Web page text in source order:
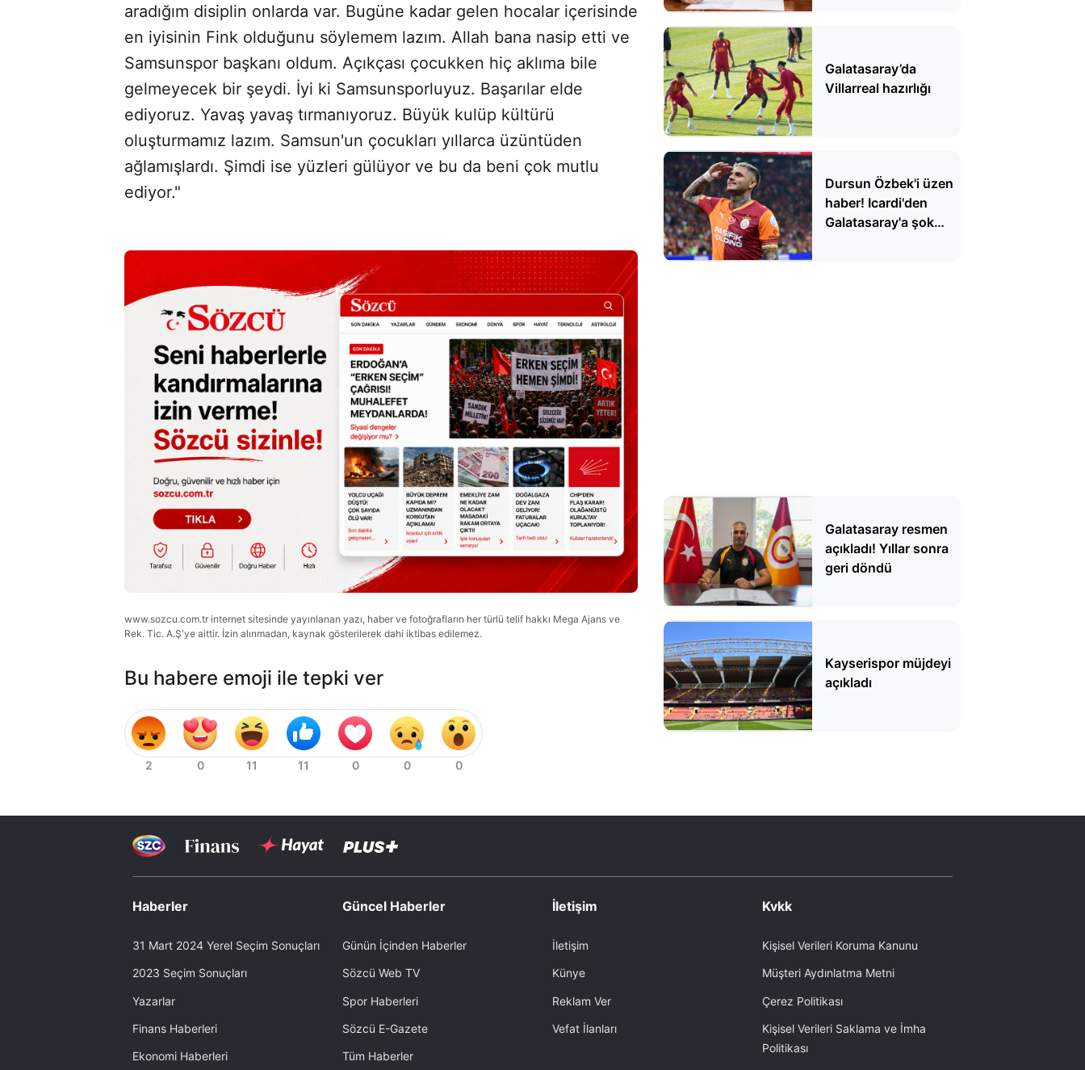
aradığım disiplin onlarda var. Bugüne kadar gelen hocalar içerisinde
en iyisinin Fink olduğunu söylemem lazım. Allah bana nasip etti ve
Samsunspor başkanı oldum. Açıkçası çocukken hiç aklıma bile
gelmeyecek bir şeydi. İyi ki Samsunsporluyuz. Başarılar elde
ediyoruz. Yavaş yavaş tırmanıyoruz. Büyük kulüp kültürü
oluşturmamız lazım. Samsun'un çocukları yıllarca üzüntüden
ağlamışlardı. Şimdi ise yüzleri gülüyor ve bu da beni çok mutlu
ediyor."
www.sozcu.com.tr internet sitesinde yayınlanan yazı, haber ve fotoğrafların her türlü telif hakkı Mega Ajans ve
Rek. Tic. A.Ş'ye aittir. İzin alınmadan, kaynak gösterilerek dahi iktibas edilemez.
Bu habere emoji ile tepki ver
Galatasaray’da
Villarreal hazırlığı
Dursun Özbek'i üzen
haber! Icardi'den
Galatasaray'a şok
Galatasaray resmen
açıkladı! Yıllar sonra
geri döndü
Kayserispor müjdeyi
açıkladı
Haberler
31 Mart 2024 Yerel Seçim Sonuçları
2023 Seçim Sonuçları
Yazarlar
Finans Haberleri
Ekonomi Haberleri
Güncel Haberler
Günün İçinden Haberler
Sözcü Web TV
Spor Haberleri
Sözcü E-Gazete
Tüm Haberler
İletişim
İletişim
Künye
Reklam Ver
Vefat İlanları
Kvkk
Kişisel Verileri Koruma Kanunu
Müşteri Aydınlatma Metni
Çerez Politikası
Kişisel Verileri Saklama ve İmha
Politikası